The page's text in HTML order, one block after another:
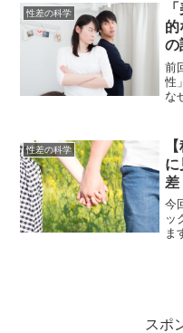
性差の科学
的
の
前
性
な
性差の科学
に
差
今
ッ
ま
スポ